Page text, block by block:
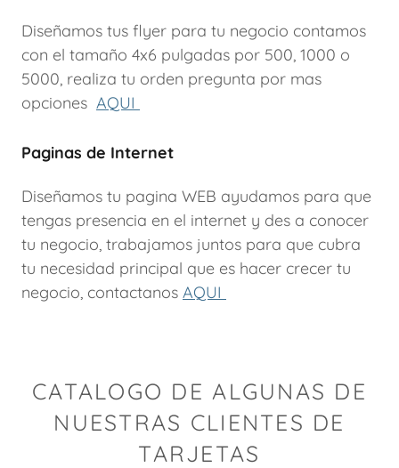
Diseñamos tus flyer para tu negocio contamos
con el tamaño 4x6 pulgadas por 500, 1000 o
5000, realiza tu orden pregunta por mas
opciones AQUI
Paginas de Internet
Diseñamos tu pagina WEB ayudamos para que
tengas presencia en el internet y des a conocer
tu negocio, trabajamos juntos para que cubra
tu necesidad principal que es hacer crecer tu
negocio, contactanos AQUI
CATALOGO DE ALGUNAS DE
NUESTRAS CLIENTES DE
TARJETAS